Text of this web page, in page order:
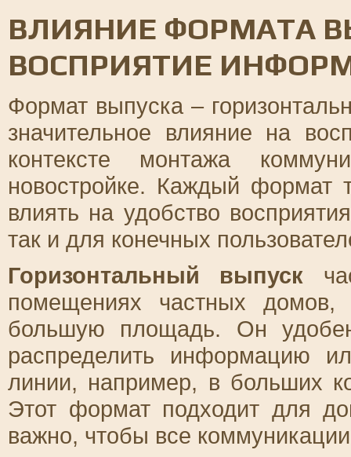
ВЛИЯНИЕ ФОРМАТА
ВОСПРИЯТИЕ
Формат выпуска –
значительное влияние на
контексте монтажа
новостройке. Каждый формат
влиять на удобство
так и для конечных
Горизонтальный выпуск
помещениях частных домов,
большую площадь. Он
распределить информацию
линии, например, в больших
Этот формат подходит для
важно, чтобы все